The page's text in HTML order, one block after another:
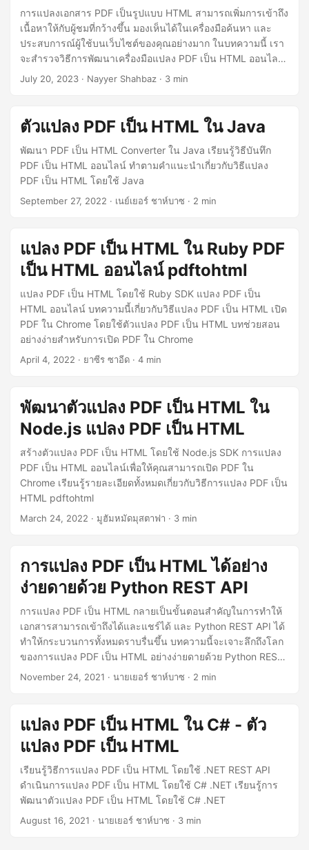
การแปลงเอกสาร PDF เป็นรูปแบบ HTML สามารถเพิ่มการเข้าถึง
เนื้อหาให้กับผู้ชมที่กว้างขึ้น มองเห็นได้ในเครื่องมือค้นหา และ
ประสบการณ์ผู้ใช้บนเว็บไซต์ของคุณอย่างมาก ในบทความนี้ เรา
จะสำรวจวิธีการพัฒนาเครื่องมือแปลง PDF เป็น HTML ออนไลน์
อย่างมีประสิทธิภาพและฝัง PDF ใน HTML โดยใช้ .NET REST
ทบสูงสุด มาดำนเนินการกันและทำให้เนื้อหา PDF ของคุณมี
ความหลากหลายและดึงดูดผู้ชมของคุณมากขึ้น
July 20, 2023 · Nayyer Shahbaz · 3 min
ตัวแปลง PDF เป็น HTML ใน Java
พัฒนา PDF เป็น HTML Converter ใน Java เรียนรู้วิธีบันทึก
PDF เป็น HTML ออนไลน์ ทำตามคำแนะนำเกี่ยวกับวิธีแปลง
PDF เป็น HTML โดยใช้ Java
September 27, 2022 · เนย์เยอร์ ชาห์บาซ · 2 min
แปลง PDF เป็น HTML ใน Ruby PDF
เป็น HTML ออนไลน์ pdftohtml
แปลง PDF เป็น HTML โดยใช้ Ruby SDK แปลง PDF เป็น
HTML ออนไลน์ บทความนี้เกี่ยวกับวิธีแปลง PDF เป็น HTML เปิด
PDF ใน Chrome โดยใช้ตัวแปลง PDF เป็น HTML บทช่วยสอน
อย่างง่ายสำหรับการเปิด PDF ใน Chrome
April 4, 2022 · ยาซีร ซาอีด · 4 min
พัฒนาตัวแปลง PDF เป็น HTML ใน
Node.js แปลง PDF เป็น HTML
สร้างตัวแปลง PDF เป็น HTML โดยใช้ Node.js SDK การแปลง
PDF เป็น HTML ออนไลน์เพื่อให้คุณสามารถเปิด PDF ใน
Chrome เรียนรู้รายละเอียดทั้งหมดเกี่ยวกับวิธีการแปลง PDF เป็น
HTML pdftohtml
March 24, 2022 · มูฮัมหมัดมุสตาฟา · 3 min
การแปลง PDF เป็น HTML ได้อย่าง
ง่ายดายด้วย Python REST API
การแปลง PDF เป็น HTML กลายเป็นขั้นตอนสำคัญในการทำให้
เอกสารสามารถเข้าถึงได้และแชร์ได้ และ Python REST API ได้
ทำให้กระบวนการทั้งหมดราบรื่นขึ้น บทความนี้จะเจาะลึกถึงโลก
ของการแปลง PDF เป็น HTML อย่างง่ายดายด้วย Python REST
API ช่วยให้คุณทำให้เอกสาร PDF ของคุณเข้าถึงได้และโต้ตอบได้
November 24, 2021 · นายเยอร์ ชาห์บาซ · 2 min
แปลง PDF เป็น HTML ใน C# - ตัว
แปลง PDF เป็น HTML
เรียนรู้วิธีการแปลง PDF เป็น HTML โดยใช้ .NET REST API
ดำเนินการแปลง PDF เป็น HTML โดยใช้ C# .NET เรียนรู้การ
พัฒนาตัวแปลง PDF เป็น HTML โดยใช้ C# .NET
August 16, 2021 · นายเยอร์ ชาห์บาซ · 3 min